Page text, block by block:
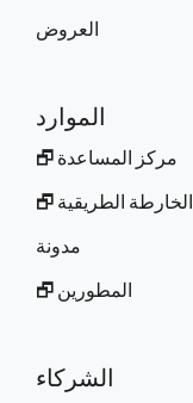
العروض
الموارد
مركز المساعدة 🗗
الخارطة الطريقية 🗗
مدونة
المطورين 🗗
الشركاء